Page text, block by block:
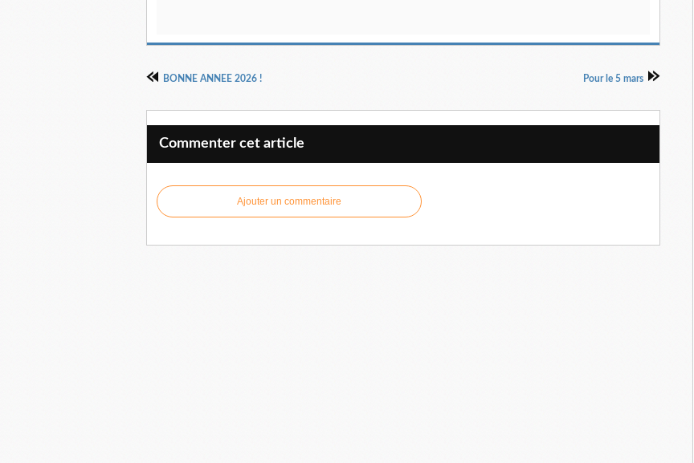
BONNE ANNEE 2026 ! Pour le 5 mars
Commenter cet article
Ajouter un commentaire